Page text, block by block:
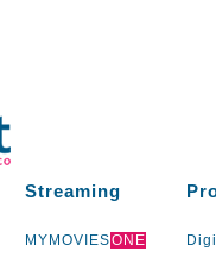
Streaming
MYMOVIESONE